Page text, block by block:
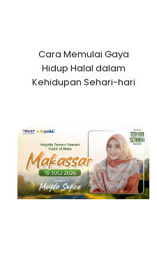
Cara Memulai Gaya
Hidup Halal dalam
Kehidupan Sehari-hari